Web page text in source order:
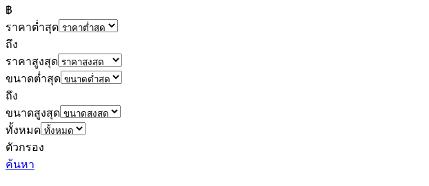
฿
ราคาต่ำสุด
ถึง
ราคาสูงสุด
ขนาดต่ำสุด
ถึง
ขนาดสูงสุด
ทั้งหมด
ตัวกรอง
ค้นหา